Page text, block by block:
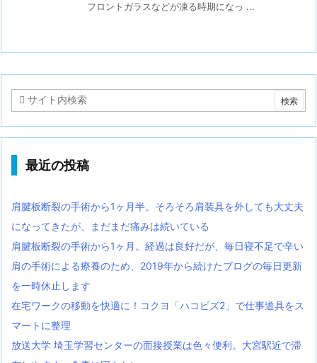
フロントガラスなどが凍る時期になっ ...
最近の投稿
肩腱板断裂の手術から1ヶ月半。そろそろ肩装具を外しても大丈夫
になってきたが、まだまだ痛みは続いている
肩腱板断裂の手術から1ヶ月。経過は良好だが、毎日寝不足で辛い
肩の手術による療養のため、2019年から続けたブログの毎日更新
を一時休止します
在宅ワークの移動を快適に！コクヨ「ハコビズ2」で仕事道具をス
マートに整理
放送大学 埼玉学習センターの面接授業は色々便利。大宮駅近で滞